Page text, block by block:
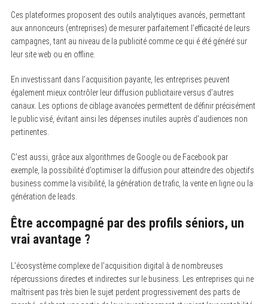
Ces plateformes proposent des outils analytiques avancés, permettant
aux annonceurs (entreprises) de mesurer parfaitement l’efficacité de leurs
campagnes, tant au niveau de la publicité comme ce qui é été généré sur
leur site web ou en offline.
En investissant dans l’acquisition payante, les entreprises peuvent
également mieux contrôler leur diffusion publicitaire versus d’autres
canaux. Les options de ciblage avancées permettent de définir précisément
le public visé, évitant ainsi les dépenses inutiles auprès d’audiences non
pertinentes.
C’est aussi, grâce aux algorithmes de Google ou de Facebook par
exemple, la possibilité d’optimiser la diffusion pour atteindre des objectifs
business comme la visibilité, la génération de trafic, la vente en ligne ou la
génération de leads.
Être accompagné par des profils séniors, un
vrai avantage ?
L’écosystème complexe de l’acquisition digital à de nombreuses
répercussions directes et indirectes sur le business. Les entreprises qui ne
maîtrisent pas très bien le sujet perdent progressivement des parts de
e
a
c
h
r
: